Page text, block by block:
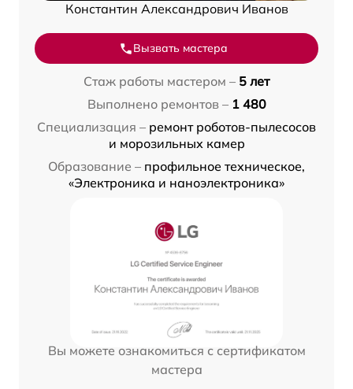
Константин Александрович Иванов
Вызвать мастера
Стаж работы мастером – 5 лет
Выполнено ремонтов – 1 480
Специализация – ремонт роботов-пылесосов
и морозильных камер
Образование – профильное техническое,
«Электроника и наноэлектроника»
Вы можете ознакомиться с сертификатом
мастера